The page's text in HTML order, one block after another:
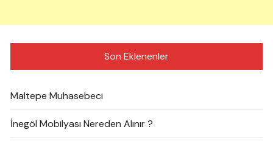
Son Eklenenler
Maltepe Muhasebeci
İnegöl Mobilyası Nereden Alınır ?